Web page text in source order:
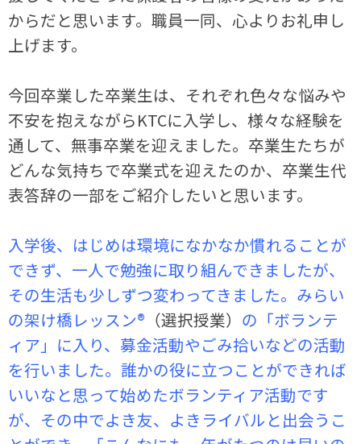
からだと思います。職員一同、心よりお礼申し
上げます。
今回卒業した卒業生は、それぞれ色々な悩みや
不安を抱えながらKTCに入学し、様々な経験を
通して、無事卒業を迎えました。卒業生たちが
どんな気持ちで卒業式を迎えたのか、卒業生代
表答辞の一部をご紹介したいと思います。
入学後、はじめは環境になかなか慣れることが
できず、一人で勉強に取り組んできましたが、
その生活も少しずつ変わってきました。みらい
の架け橋レッスン® （選択授業） の「ボランテ
ィア」に入り、募金活動やごみ拾いなどの活動
を行いました。誰かの役に立つことができれば
いいなと思って始めたボランティア活動です
が、その中でよき友、よきライバルと出会うこ